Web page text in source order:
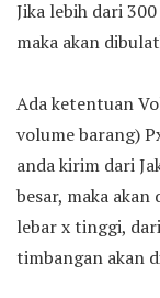
Jika lebih dari
maka akan
Ada ketentuan
volume barang)
anda kirim dari
besar, maka
lebar x tinggi,
timbangan akan